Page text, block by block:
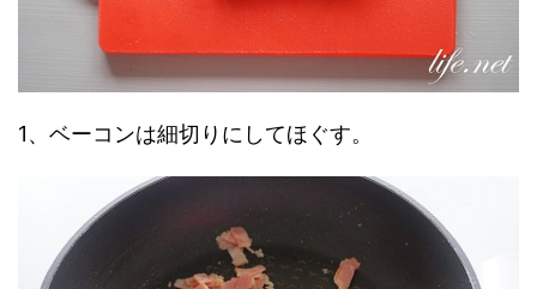
1、ベーコンは細切りにしてほぐす。